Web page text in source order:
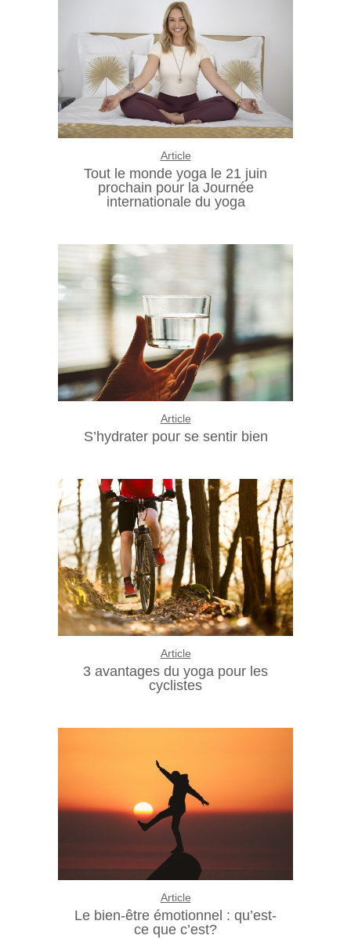
Article
Tout le monde yoga le 21 juin
prochain pour la Journée
internationale du yoga
Article
S’hydrater pour se sentir bien
Article
3 avantages du yoga pour les
cyclistes
Article
Le bien-être émotionnel : qu’est-
ce que c’est?